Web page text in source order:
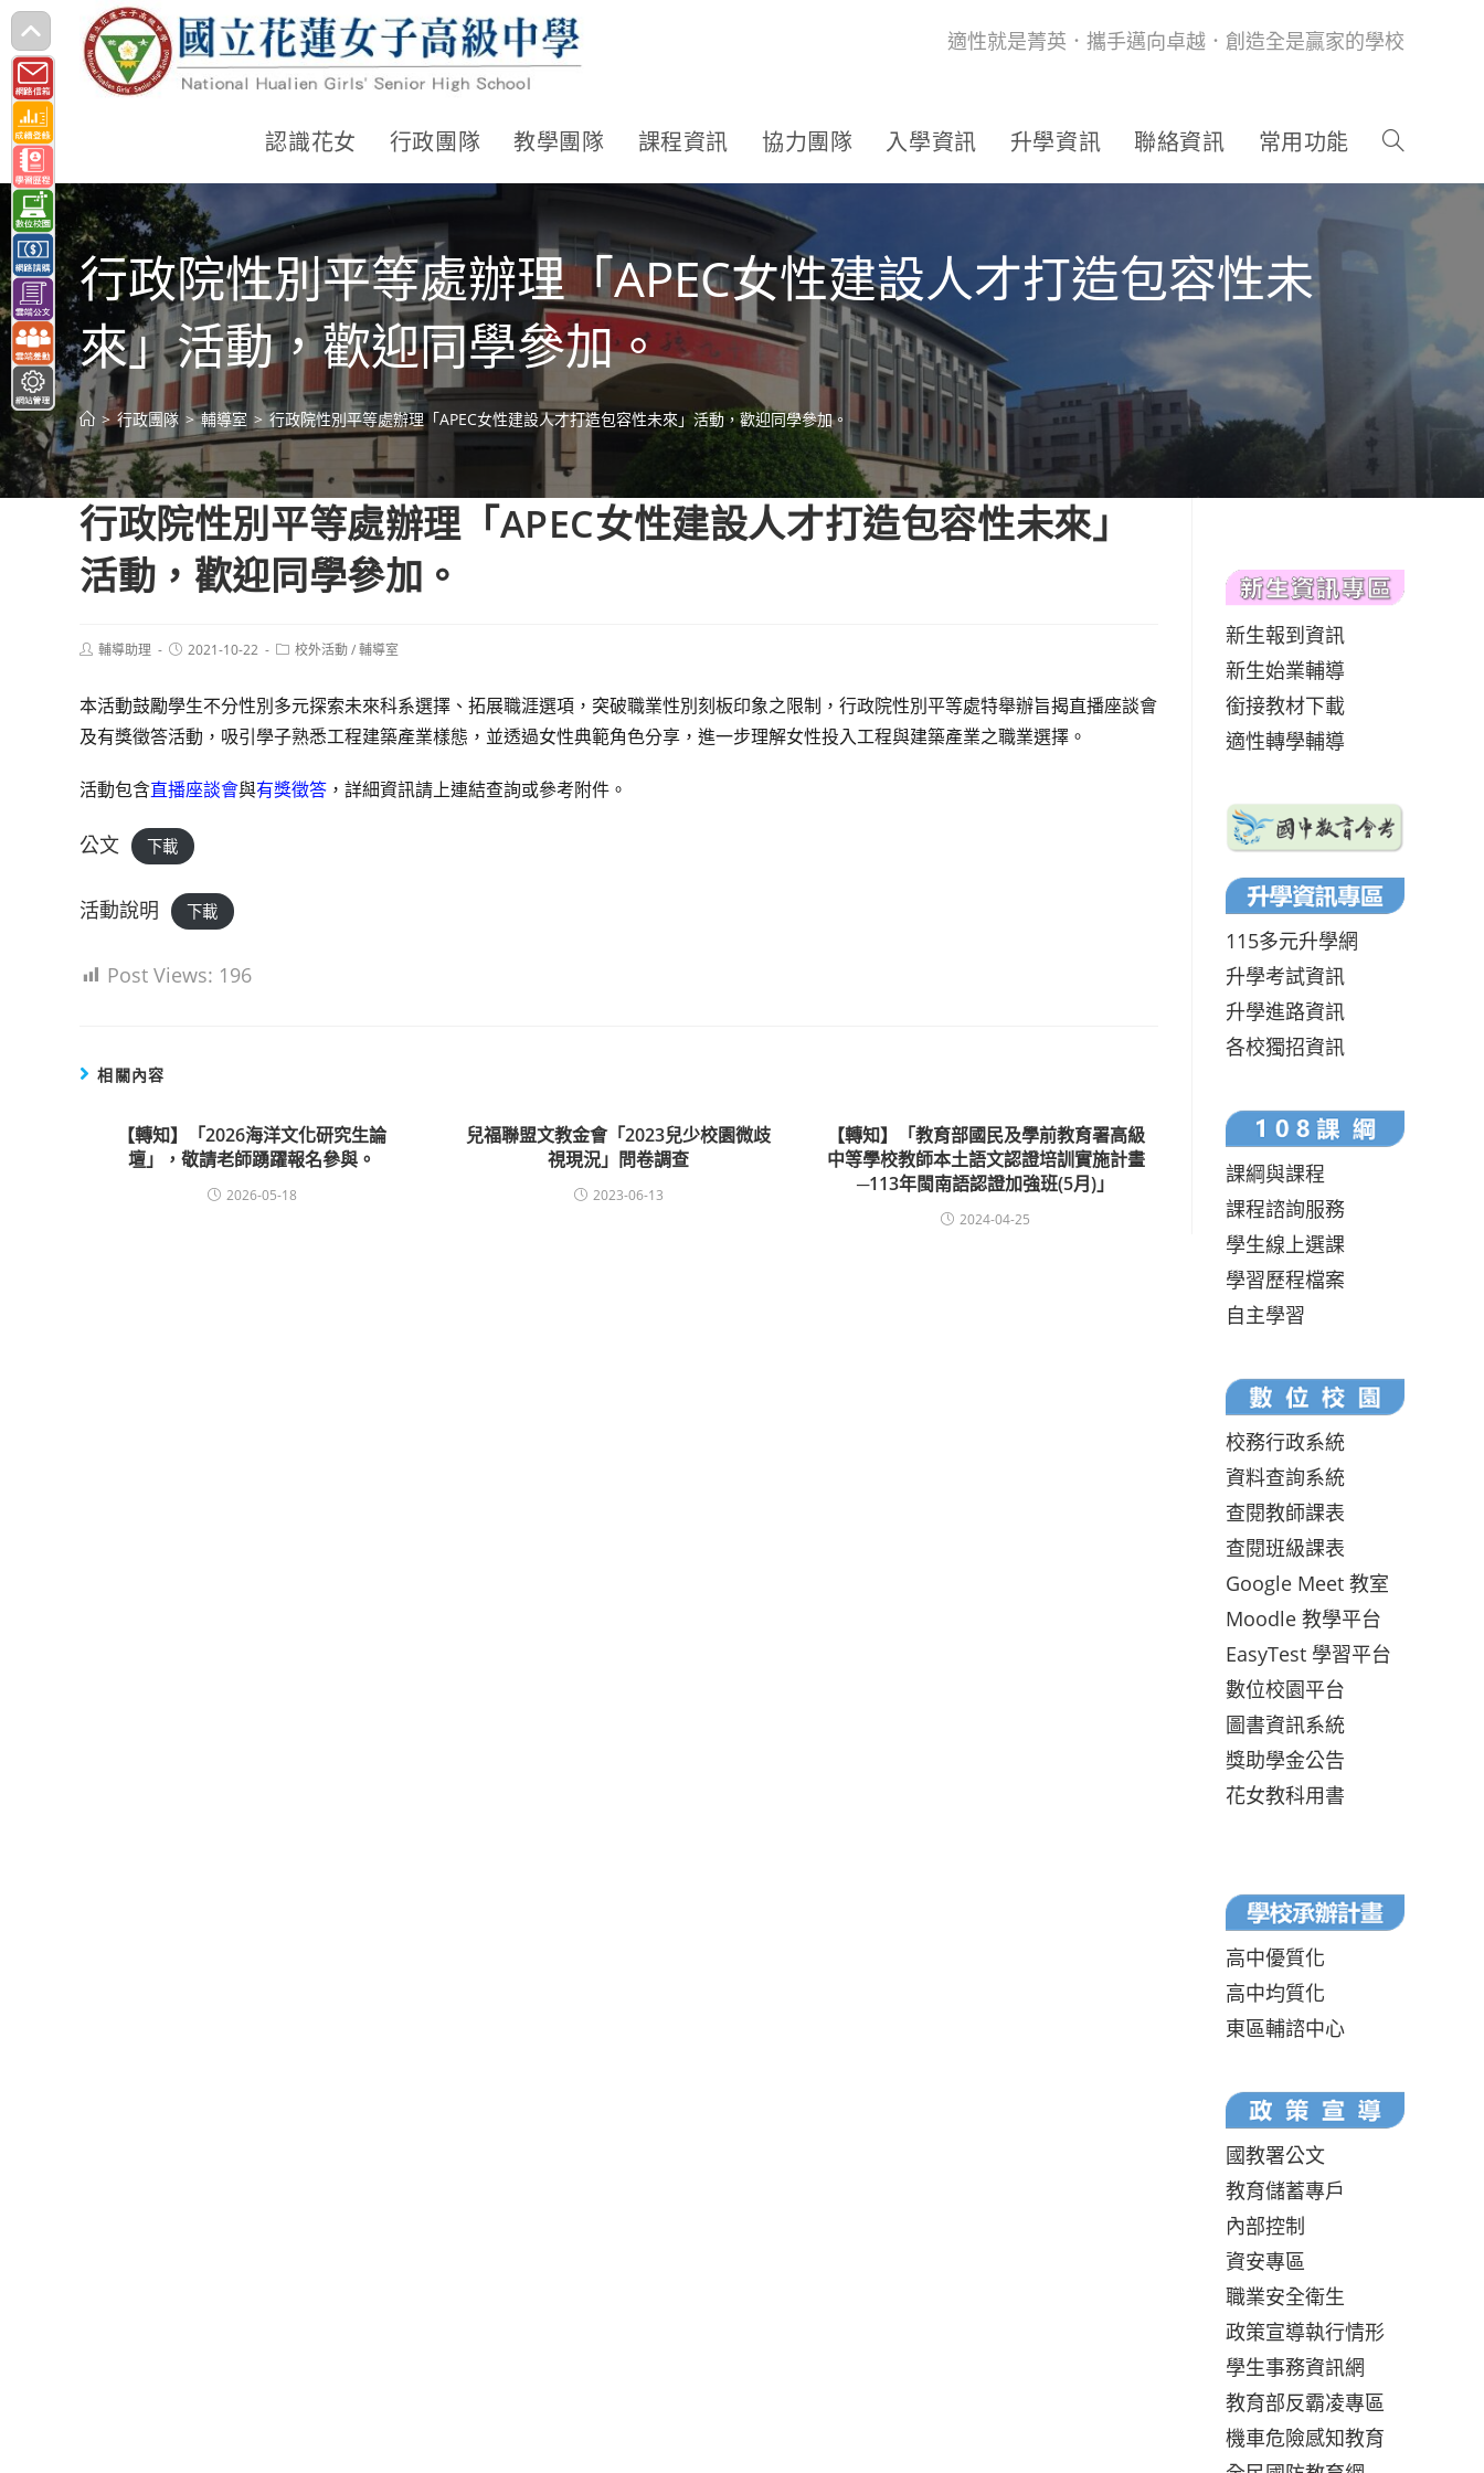
跳
轉
至
主
要
內
容
適性就是菁英．攜手邁向卓越．創造全是贏家的學校
認識花女 行政團隊 教學團隊 課程資訊 協力團隊 入學資訊 升學資訊 聯絡資訊 常用功能
行政院性別平等處辦理「APEC女性建設人才打造包容性未
來」活動，歡迎同學參加。
> 行政團隊 > 輔導室 > 行政院性別平等處辦理「APEC女性建設人才打造包容性未來」活動，歡迎同學參加。
行政院性別平等處辦理「APEC女性建設人才打造包容性未來」
活動，歡迎同學參加。
Post輔導助理
Post2021-10-22
Post校外活動/輔導室
本活動鼓勵學生不分性別多元探索未來科系選擇、拓展職涯選項，突破職業性別刻板印象之限制，行政院性別平等處特舉辦旨揭直播座談會
及有獎徵答活動，吸引學子熟悉工程建築產業樣態，並透過女性典範角色分享，進一步理解女性投入工程與建築產業之職業選擇。
活動包含直播座談會與有獎徵答 ，詳細資訊請上連結查詢或參考附件。
公文 下載
活動說明 下載
Post Views: 196
相關內容
【轉知】「2026海洋文化研究生論
壇」，敬請老師踴躍報名參與。
2026-05-18
兒福聯盟文教金會「2023兒少校園微歧
視現況」問卷調查
2023-06-13
【轉知】「教育部國民及學前教育署高級
中等學校教師本土語文認證培訓實施計畫
─113年閩南語認證加強班(5月)」
2024-04-25
新生報到資訊
新生始業輔導
銜接教材下載
適性轉學輔導
115多元升學網
升學考試資訊
升學進路資訊
各校獨招資訊
課綱與課程
課程諮詢服務
學生線上選課
學習歷程檔案
自主學習
校務行政系統
資料查詢系統
查閱教師課表
查閱班級課表
Google Meet 教室
Moodle 教學平台
EasyTest 學習平台
數位校園平台
圖書資訊系統
獎助學金公告
花女教科用書
高中優質化
高中均質化
東區輔諮中心
國教署公文
教育儲蓄專戶
內部控制
資安專區
職業安全衛生
政策宣導執行情形
學生事務資訊網
教育部反霸凌專區
機車危險感知教育